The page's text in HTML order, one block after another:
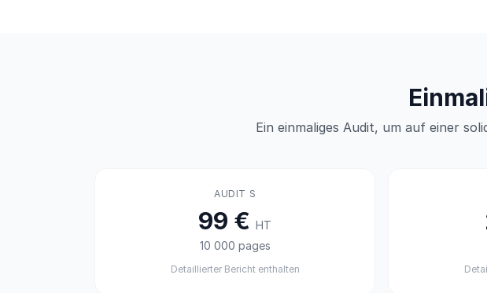
Ein einmaliges Audit, um auf einer
AUDIT S
99 €HT
10 000 pages
Detaillierter Bericht enthalten